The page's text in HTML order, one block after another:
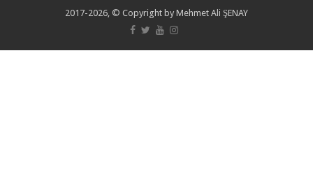
2017-2026, © Copyright by Mehmet Ali ŞENAY